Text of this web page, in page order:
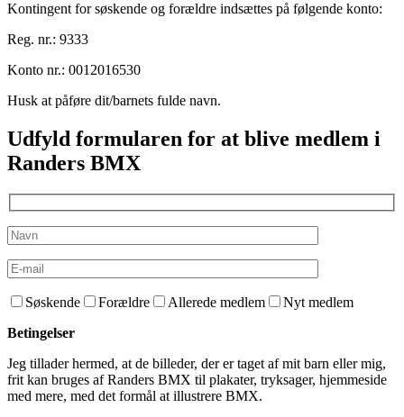
Kontingent for søskende og forældre indsættes på følgende konto:
Reg. nr.: 9333
Konto nr.: 0012016530
Husk at påføre dit/barnets fulde navn.
Udfyld formularen for at blive medlem i
Randers BMX
Søskende Forældre Allerede medlem
Nyt medlem
Betingelser
Jeg tillader hermed, at de billeder, der er taget af mit barn eller mig,
frit kan bruges af Randers BMX til plakater, tryksager, hjemmeside
med mere, med det formål at illustrere BMX.